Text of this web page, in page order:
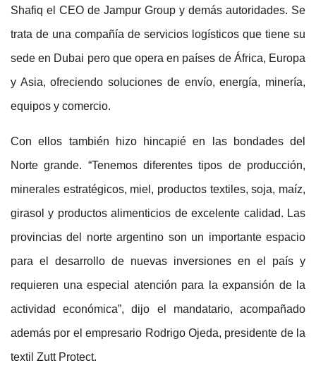
Shafiq el CEO de Jampur Group y demás autoridades. Se
trata de una compañía de servicios logísticos que tiene su
sede en Dubai pero que opera en países de África, Europa
y Asia, ofreciendo soluciones de envío, energía, minería,
equipos y comercio.
Con ellos también hizo hincapié en las bondades del
Norte grande. “Tenemos diferentes tipos de producción,
minerales estratégicos, miel, productos textiles, soja, maíz,
girasol y productos alimenticios de excelente calidad. Las
provincias del norte argentino son un importante espacio
para el desarrollo de nuevas inversiones en el país y
requieren una especial atención para la expansión de la
actividad económica”, dijo el mandatario, acompañado
además por el empresario Rodrigo Ojeda, presidente de la
textil Zutt Protect.